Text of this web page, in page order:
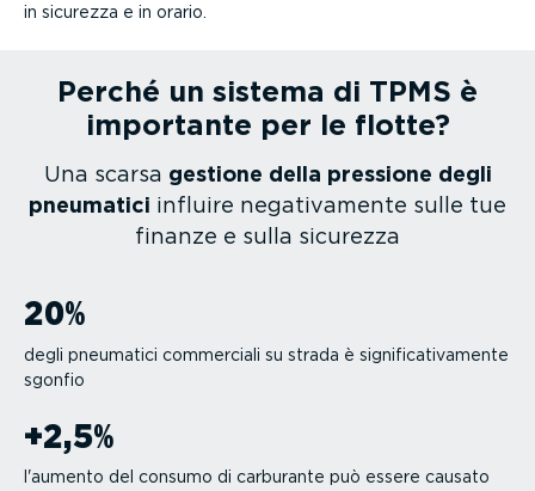
in sicurezza e in orario.
Perché un sistema di TPMS è
importante per le flotte?
Una scarsa gestione della pressione degli
pneumatici influire negati­va­mente sulle tue
finanze e sulla sicurezza
20%
degli pneumatici commerciali su strada è signi­fi­ca­ti­va­mente
sgonfio
+2,5%
l'aumento del consumo di carburante può essere causato